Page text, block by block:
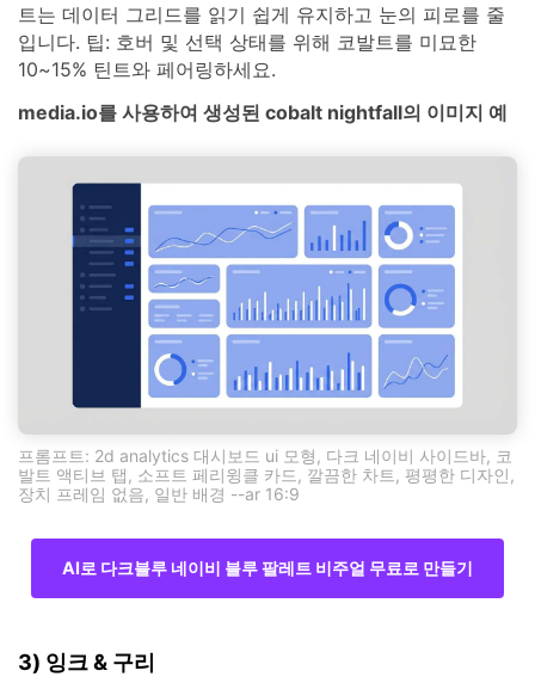
트는 데이터 그리드를 읽기 쉽게 유지하고 눈의 피로를 줄
입니다. 팁: 호버 및 선택 상태를 위해 코발트를 미묘한
10~15% 틴트와 페어링하세요.
media.io를 사용하여 생성된 cobalt nightfall의 이미지 예
프롬프트: 2d analytics 대시보드 ui 모형, 다크 네이비 사이드바, 코
발트 액티브 탭, 소프트 페리윙클 카드, 깔끔한 차트, 평평한 디자인,
장치 프레임 없음, 일반 배경 --ar 16:9
AI로 다크블루 네이비 블루 팔레트 비주얼 무료로 만들기
3) 잉크 & 구리